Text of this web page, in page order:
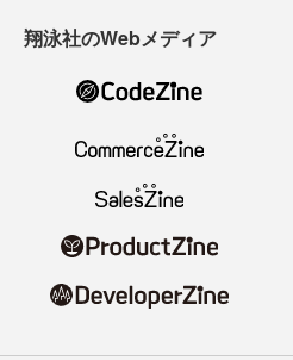
翔泳社のWebメディア